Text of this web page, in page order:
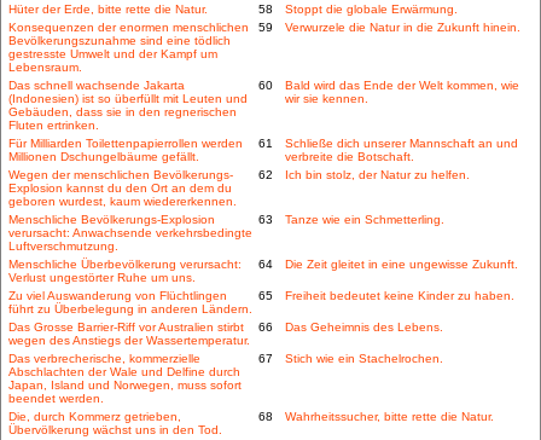
Hüter der Erde, bitte rette die Natur. 58
Stoppt die globale Erwärmung.
Konsequenzen der enormen menschlichen
Bevölkerungszunahme sind eine tödlich
gestresste Umwelt und der Kampf um
Lebensraum.
59 Verwurzele die Natur in die Zukunft hinein.
Das schnell wachsende Jakarta
(Indonesien) ist so überfüllt mit Leuten und
Gebäuden, dass sie in den regnerischen
Fluten ertrinken.
60
Bald wird das Ende der Welt kommen, wie
wir sie kennen.
Für Milliarden Toilettenpapierrollen werden
Millionen Dschungelbäume gefällt.
61
Schließe dich unserer Mannschaft an und
verbreite die Botschaft.
Wegen der menschlichen Bevölkerungs-
Explosion kannst du den Ort an dem du
geboren wurdest, kaum wiedererkennen.
62 Ich bin stolz, der Natur zu helfen.
Menschliche Bevölkerungs-Explosion
verursacht: Anwachsende verkehrsbedingte
Luftverschmutzung.
63 Tanze wie ein Schmetterling.
Menschliche Überbevölkerung verursacht:
Verlust ungestörter Ruhe um uns.
64 Die Zeit gleitet in eine ungewisse Zukunft.
Zu viel Auswanderung von Flüchtlingen
führt zu Überbelegung in anderen Ländern.
65 Freiheit bedeutet keine Kinder zu haben.
Das Grosse Barrier-Riff vor Australien stirbt
wegen des Anstiegs der Wassertemperatur.
66 Das Geheimnis des Lebens.
Das verbrecherische, kommerzielle
Abschlachten der Wale und Delfine durch
Japan, Island und Norwegen, muss sofort
beendet werden.
67 Stich wie ein Stachelrochen.
Die, durch Kommerz getrieben,
Übervölkerung wächst uns in den Tod.
68 Wahrheitssucher, bitte rette die Natur.